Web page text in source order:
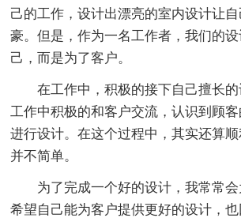
己的工作，设计出漂亮的室内设计让
豪。但是，作为一名工作者，我们的
己，而是为了客户。
在工作中，积极的接下自己擅长的
工作中积极的和客户交流，认识到顾
进行设计。在这个过程中，其实还算
并不简单。
为了完成一个好的设计，我常常会
希望自己能为客户提供更好的设计，